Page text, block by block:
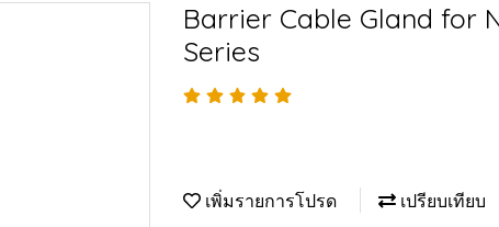
Barrier Cable Gland for
Series
เพิ่มรายการโปรด เปรียบเทียบ